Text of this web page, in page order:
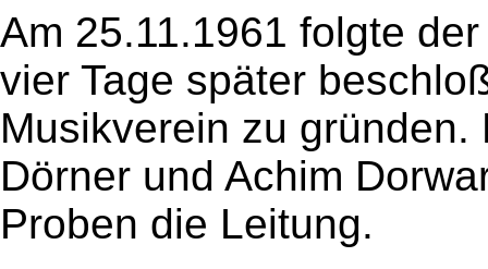
Am 25.11.1961 folgte
vier Tage später
Musikverein zu
Dörner und Achim
Proben die Leitung.